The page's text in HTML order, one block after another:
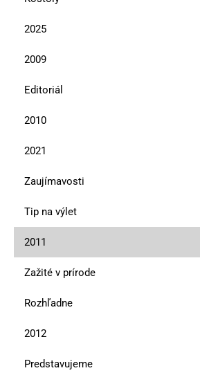
2025
2009
Editoriál
2010
2021
Zaujímavosti
Tip na výlet
2011
Zažité v prírode
Rozhľadne
2012
Predstavujeme